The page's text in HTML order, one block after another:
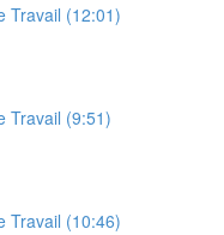
Travail (12:01)
Travail (9:51)
Travail (10:46)